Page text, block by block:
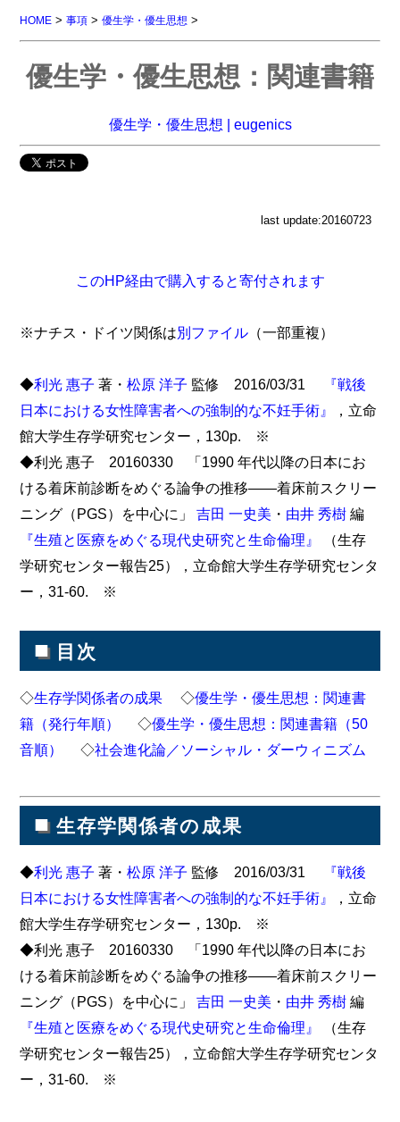
HOME >事項 >優生学・優生思想 >
優生学・優生思想：関連書籍
優生学・優生思想 | eugenics
last update:20160723
このHP経由で購入すると寄付されます
※ナチス・ドイツ関係は別ファイル （一部重複）
◆利光 惠子 著・松原 洋子 監修 2016/03/31
『戦後
日本における女性障害者への強制的な不妊手術』
，立命
館大学生存学研究センター，130p. ※
◆利光 惠子 20160330 「1990 年代以降の日本にお
ける着床前診断をめぐる論争の推移――着床前スクリー
ニング（PGS）を中心に」吉田 一史美 ・ 由井 秀樹 編
『生殖と医療をめぐる現代史研究と生命倫理』
（生存
学研究センター報告25），立命館大学生存学研究センタ
ー，31-60. ※
■ 目次
◇生存学関係者の成果 ◇優生学・優生思想：関連書
籍（発行年順）
◇優生学・優生思想：関連書籍（50
音順）
◇社会進化論／ソーシャル・ダーウィニズム
■ 生存学関係者の成果
◆利光 惠子 著・松原 洋子 監修 2016/03/31
『戦後
日本における女性障害者への強制的な不妊手術』
，立命
館大学生存学研究センター，130p. ※
◆利光 惠子 20160330 「1990 年代以降の日本にお
ける着床前診断をめぐる論争の推移――着床前スクリー
ニング（PGS）を中心に」吉田 一史美 ・ 由井 秀樹 編
『生殖と医療をめぐる現代史研究と生命倫理』
（生存
学研究センター報告25），立命館大学生存学研究センタ
ー，31-60. ※